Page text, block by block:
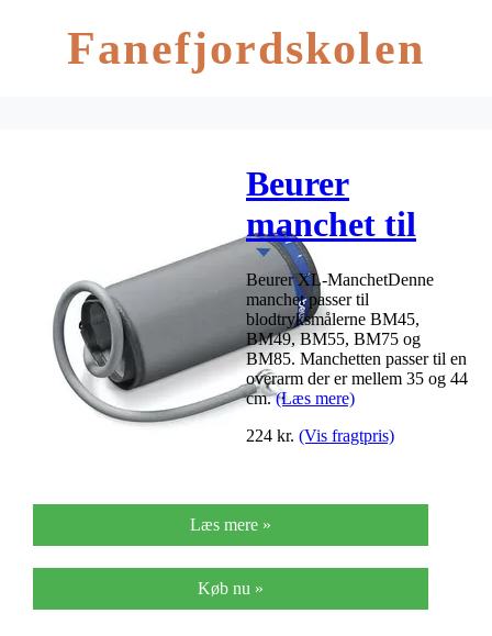
Fanefjordskolen
Beurer
manchet til
BM45/55/75/85,
X-Large
Beurer XL-ManchetDenne
manchet passer til
blodtryksmålerne BM45,
BM49, BM55, BM75 og
BM85. Manchetten passer til en
overarm der er mellem 35 og 44
cm.(Læs mere)
224 kr. (Vis fragtpris)
Læs mere »
Køb nu »